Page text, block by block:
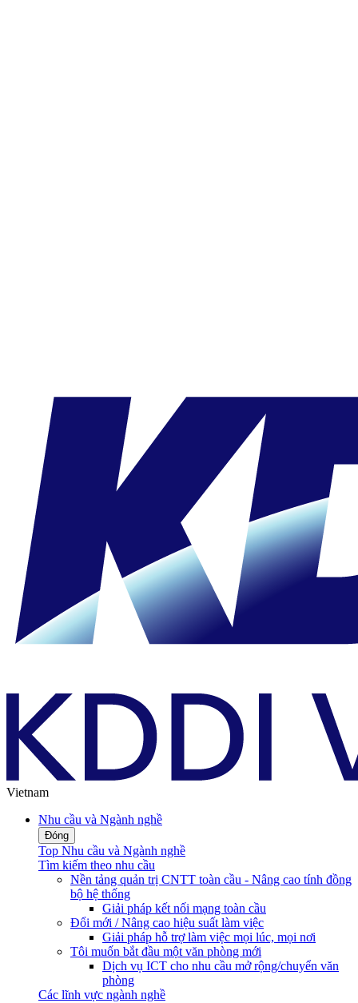
Vietnam
Nhu cầu và Ngành nghề
Đóng
Top Nhu cầu và Ngành nghề
Tìm kiếm theo nhu cầu
Nền tảng quản trị CNTT toàn cầu - Nâng cao tính đồng
bộ hệ thống
Giải pháp kết nối mạng toàn cầu
Đổi mới / Nâng cao hiệu suất làm việc
Giải pháp hỗ trợ làm việc mọi lúc, mọi nơi
Tôi muốn bắt đầu một văn phòng mới
Dịch vụ ICT cho nhu cầu mở rộng/chuyển văn
phòng
Các lĩnh vực ngành nghề